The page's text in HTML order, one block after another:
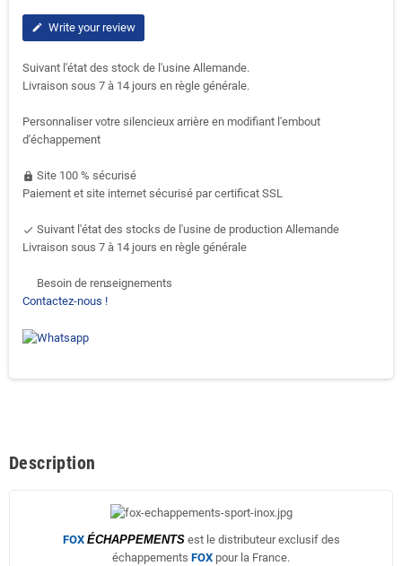
edit Write your review
Suivant l'état des stock de l'usine Allemande.
Livraison sous 7 à 14 jours en règle générale.
Personnaliser votre silencieux arrière en modifiant l'embout
d'échappement
https Site 100 % sécurisé
Paiement et site internet sécurisé par certificat SSL
done Suivant l'état des stocks de l'usine de production Allemande
Livraison sous 7 à 14 jours en règle générale
support-agent
Besoin de renseignements
Contactez-nous !
Description
FOX ÉCHAPPEMENTSest le distributeur exclusif des
échappements FOX pour la France.